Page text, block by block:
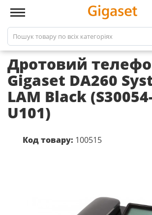
Дротовий
Gigaset DA260
LAM Black
U101)
Код товару: 100515